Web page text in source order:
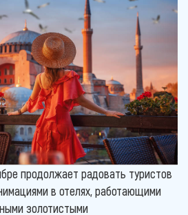
продолжает радовать туристов
в отелях, работающими
золотистыми